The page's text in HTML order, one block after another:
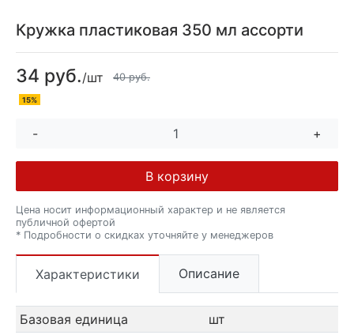
Кружка пластиковая 350 мл ассорти
34 руб./шт 40 руб.
15%
- +
В корзину
Цена носит информационный характер и не является
публичной офертой
* Подробности о скидках уточняйте у менеджеров
Характеристики Описание
Базовая единица
шт